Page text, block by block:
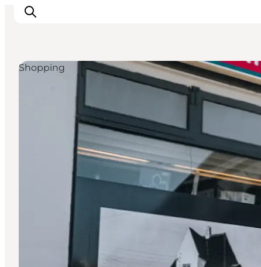
Inspiration
Destinationer
Oplevelser
Overnatning
Planlæg ferien
Shopping